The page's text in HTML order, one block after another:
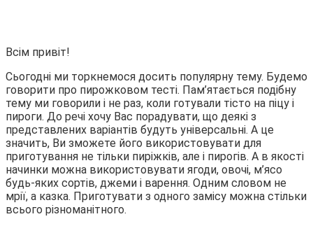
Всім привіт!
Сьогодні ми торкнемося досить популярну тему. Будемо
говорити про пирожковом тесті. Пам’ятається подібну
тему ми говорили і не раз, коли готували тісто на піцу і
пироги. До речі хочу Вас порадувати, що деякі з
представлених варіантів будуть універсальні. А це
значить, Ви зможете його використовувати для
приготування не тільки пиріжків, але і пирогів. А в якості
начинки можна використовувати ягоди, овочі, м’ясо
будь-яких сортів, джеми і варення. Одним словом не
мрії, а казка. Приготувати з одного замісу можна стільки
всього різноманітного.